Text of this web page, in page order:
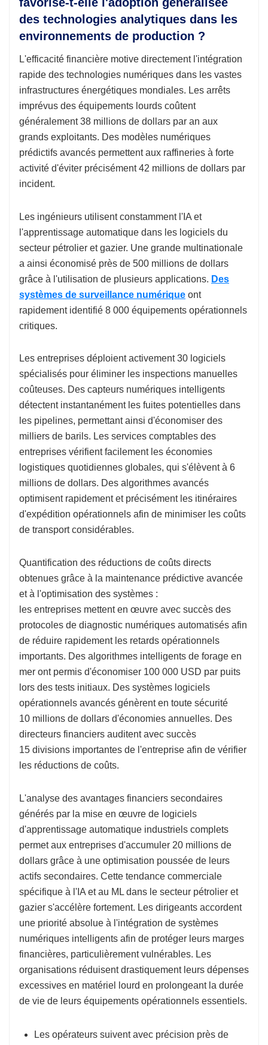
des technologies analytiques dans les
environnements de production ?
L'efficacité financière motive directement l'intégration
rapide des technologies numériques dans les vastes
infrastructures énergétiques mondiales. Les arrêts
imprévus des équipements lourds coûtent
généralement 38 millions de dollars par an aux
grands exploitants. Des modèles numériques
prédictifs avancés permettent aux raffineries à forte
activité d'éviter précisément 42 millions de dollars par
incident.
Les ingénieurs utilisent constamment l'IA et
l'apprentissage automatique dans les logiciels du
secteur pétrolier et gazier. Une grande multinationale
a ainsi économisé près de 500 millions de dollars
grâce à l'utilisation de plusieurs applications. Des
systèmes de surveillance numérique ont
rapidement identifié 8 000 équipements opérationnels
critiques.
Les entreprises déploient activement 30 logiciels
spécialisés pour éliminer les inspections manuelles
coûteuses. Des capteurs numériques intelligents
détectent instantanément les fuites potentielles dans
les pipelines, permettant ainsi d'économiser des
milliers de barils. Les services comptables des
entreprises vérifient facilement les économies
logistiques quotidiennes globales, qui s'élèvent à 6
millions de dollars. Des algorithmes avancés
optimisent rapidement et précisément les itinéraires
d'expédition opérationnels afin de minimiser les coûts
de transport considérables.
Quantification des réductions de coûts directs
obtenues grâce à la maintenance prédictive avancée
et à l'optimisation des systèmes :
les entreprises mettent en œuvre avec succès des
protocoles de diagnostic numériques automatisés afin
de réduire rapidement les retards opérationnels
importants. Des algorithmes intelligents de forage en
mer ont permis d'économiser 100 000 USD par puits
lors des tests initiaux. Des systèmes logiciels
opérationnels avancés génèrent en toute sécurité
10 millions de dollars d'économies annuelles. Des
directeurs financiers auditent avec succès
15 divisions importantes de l'entreprise afin de vérifier
les réductions de coûts.
L'analyse des avantages financiers secondaires
générés par la mise en œuvre de logiciels
d'apprentissage automatique industriels complets
permet aux entreprises d'accumuler 20 millions de
dollars grâce à une optimisation poussée de leurs
actifs secondaires. Cette tendance commerciale
spécifique à l'IA et au ML dans le secteur pétrolier et
gazier s'accélère fortement. Les dirigeants accordent
une priorité absolue à l'intégration de systèmes
numériques intelligents afin de protéger leurs marges
financières, particulièrement vulnérables. Les
organisations réduisent drastiquement leurs dépenses
excessives en matériel lourd en prolongeant la durée
de vie de leurs équipements opérationnels essentiels.
Les opérateurs suivent avec précision près de